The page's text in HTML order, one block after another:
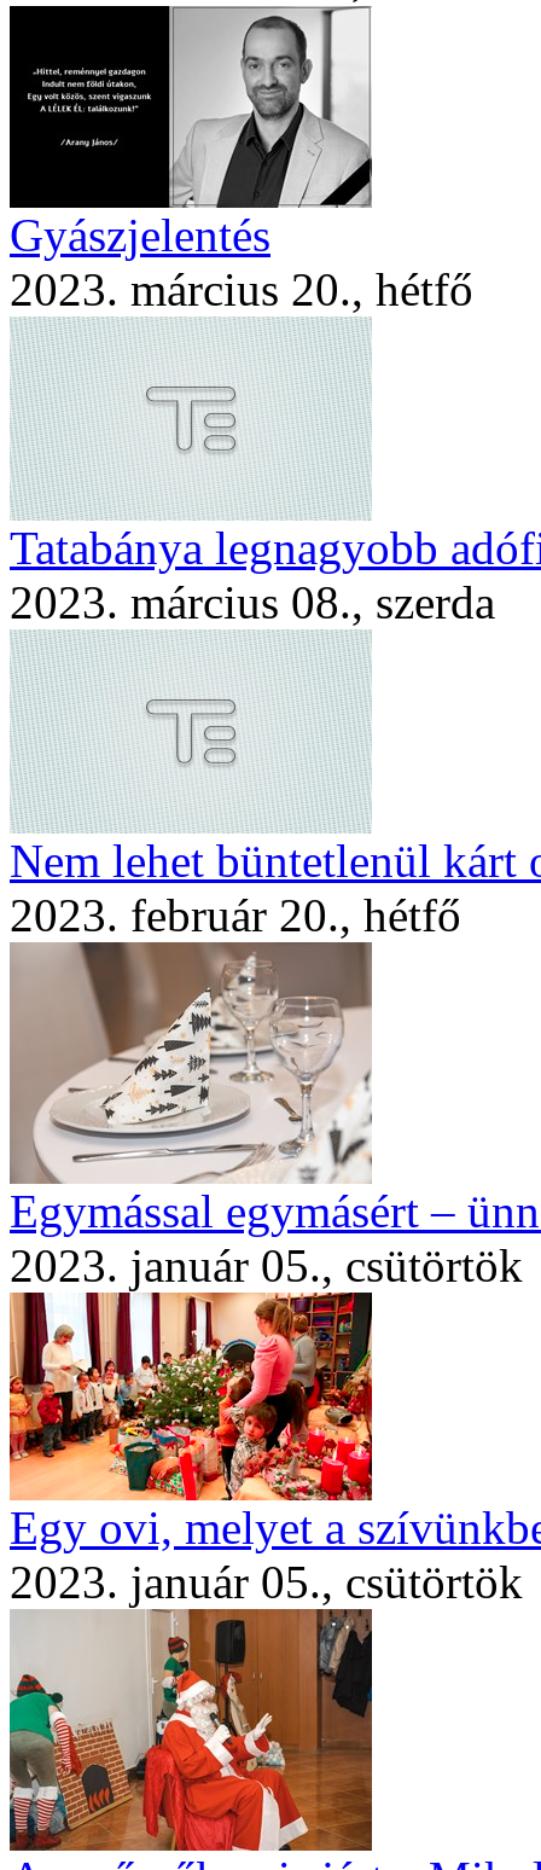
Gyászjelentés
2023. március 20., hétfő
Tatabánya legnagyobb
2023. március 08., szerda
Nem lehet büntetlenül kárt
2023. február 20., hétfő
Egymással egymásért –
2023. január 05., csütörtök
Egy ovi, melyet a
2023. január 05., csütörtök